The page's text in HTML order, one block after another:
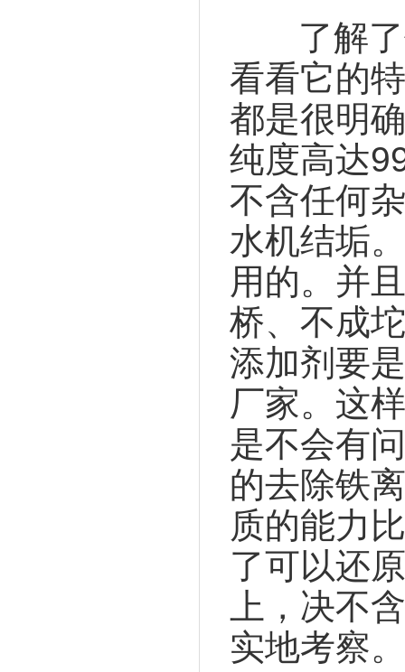
了解了
看看它的
都是很明
纯度高达
不含任何
水机结垢
用的。并
桥、不成
添加剂要
厂家。这
是不会有
的去除铁
质的能力
了可以还
上，决不
实地考察。